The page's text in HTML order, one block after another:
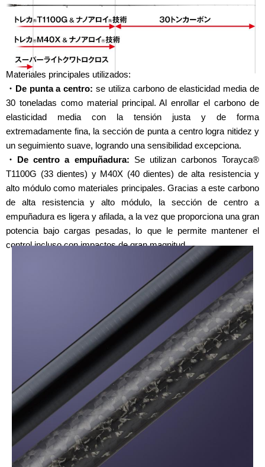
Materiales principales utilizados:
・De punta a centro: se utiliza carbono de elasticidad media de
30 toneladas como material principal. Al enrollar el carbono de
elasticidad media con la tensión justa y de forma
extremadamente fina, la sección de punta a centro logra nitidez y
un seguimiento suave, logrando una sensibilidad excepciona.
・De centro a empuñadura: Se utilizan carbonos Torayca®
T1100G (33 dientes) y M40X (40 dientes) de alta resistencia y
alto módulo como materiales principales. Gracias a este carbono
de alta resistencia y alto módulo, la sección de centro a
empuñadura es ligera y afilada, a la vez que proporciona una gran
potencia bajo cargas pesadas, lo que le permite mantener el
control incluso con impactos de gran magnitud.